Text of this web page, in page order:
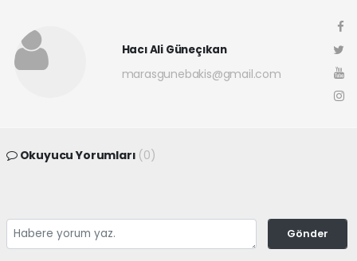
Hacı Ali Güneçıkan
marasgunebakis@gmail.com
Okuyucu Yorumları (0)
Gönder